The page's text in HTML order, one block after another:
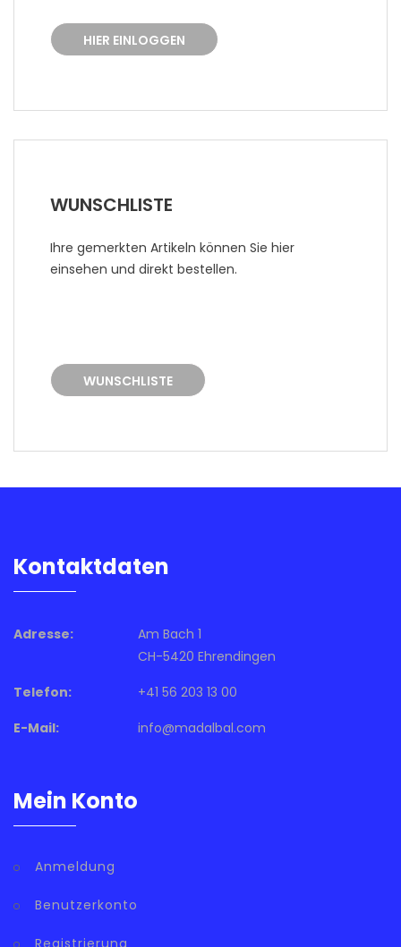
HIER EINLOGGEN
WUNSCHLISTE
Ihre gemerkten Artikeln können Sie hier
einsehen und direkt bestellen.
WUNSCHLISTE
Kontaktdaten
Adresse:
Am Bach 1
CH-5420 Ehrendingen
Telefon:
+41 56 203 13 00
E-Mail:
info@madalbal.com
Mein Konto
Anmeldung
Benutzerkonto
Registrierung